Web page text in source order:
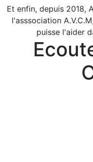
Et enfin, depuis 2018,
l'asssociation
puisse l'aider